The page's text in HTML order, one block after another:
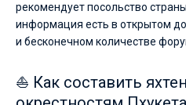
рекомендует посольство
информация есть в открытом
и бесконечном количестве
⛵ Как составить